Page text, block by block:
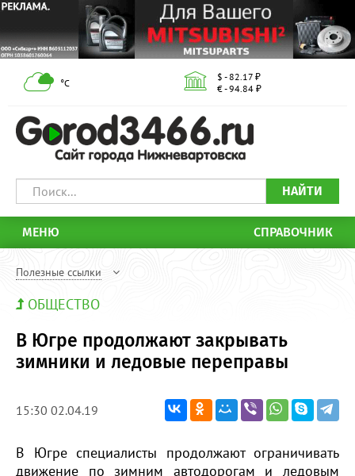
°С
$ - 82.17 ₽
€ - 94.84 ₽
НАЙТИ
МЕНЮ СПРАВОЧНИК
Полезные ссылки
ОБЩЕСТВО
В Югре продолжают закрывать
зимники и ледовые переправы
15:30 02.04.19
В Югре специалисты продолжают ограничивать
движение по зимним автодорогам и ледовым